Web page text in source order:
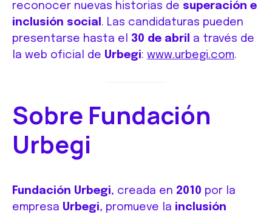
reconocer nuevas historias de superación e
inclusión social . Las candidaturas pueden
presentarse hasta el 30 de abril
a través de
la web oficial de Urbegi: www.urbegi.com.
Sobre Fundación
Urbegi
Fundación Urbegi, creada en 2010 por la
empresa Urbegi, promueve la inclusión